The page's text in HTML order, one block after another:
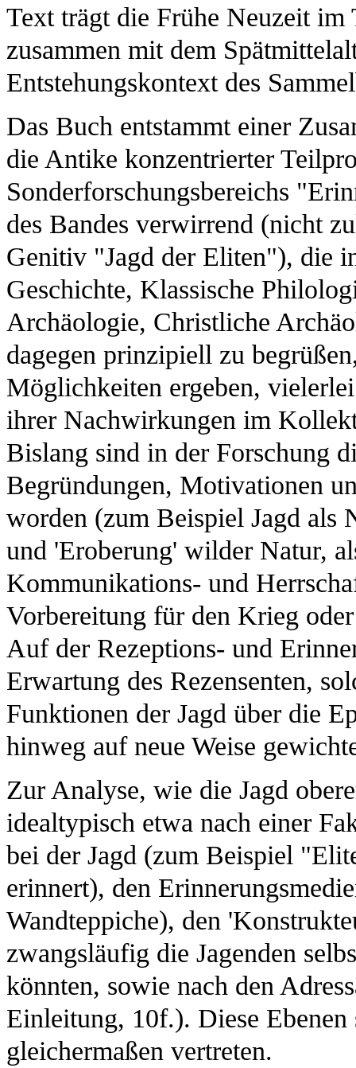
Text trägt die Frühe Neuzeit
zusammen mit dem
Entstehungskontext des
Das Buch entstammt einer
die Antike konzentrierter
Sonderforschungsbereichs
des Bandes verwirrend (nicht
Genitiv "Jagd der Eliten"), die
Geschichte, Klassische
Archäologie, Christliche
dagegen prinzipiell zu
Möglichkeiten ergeben,
ihrer Nachwirkungen im
Bislang sind in der Forschung
Begründungen, Motivationen
worden (zum Beispiel Jagd als
und 'Eroberung' wilder Natur,
Kommunikations- und
Vorbereitung für den Krieg
Auf der Rezeptions- und
Erwartung des Rezensenten,
Funktionen der Jagd über die
hinweg auf neue Weise
Zur Analyse, wie die Jagd
idealtypisch etwa nach einer
bei der Jagd (zum Beispiel
erinnert), den
Wandteppiche), den
zwangsläufig die Jagenden
könnten, sowie nach den
Einleitung, 10f.). Diese
gleichermaßen vertreten.